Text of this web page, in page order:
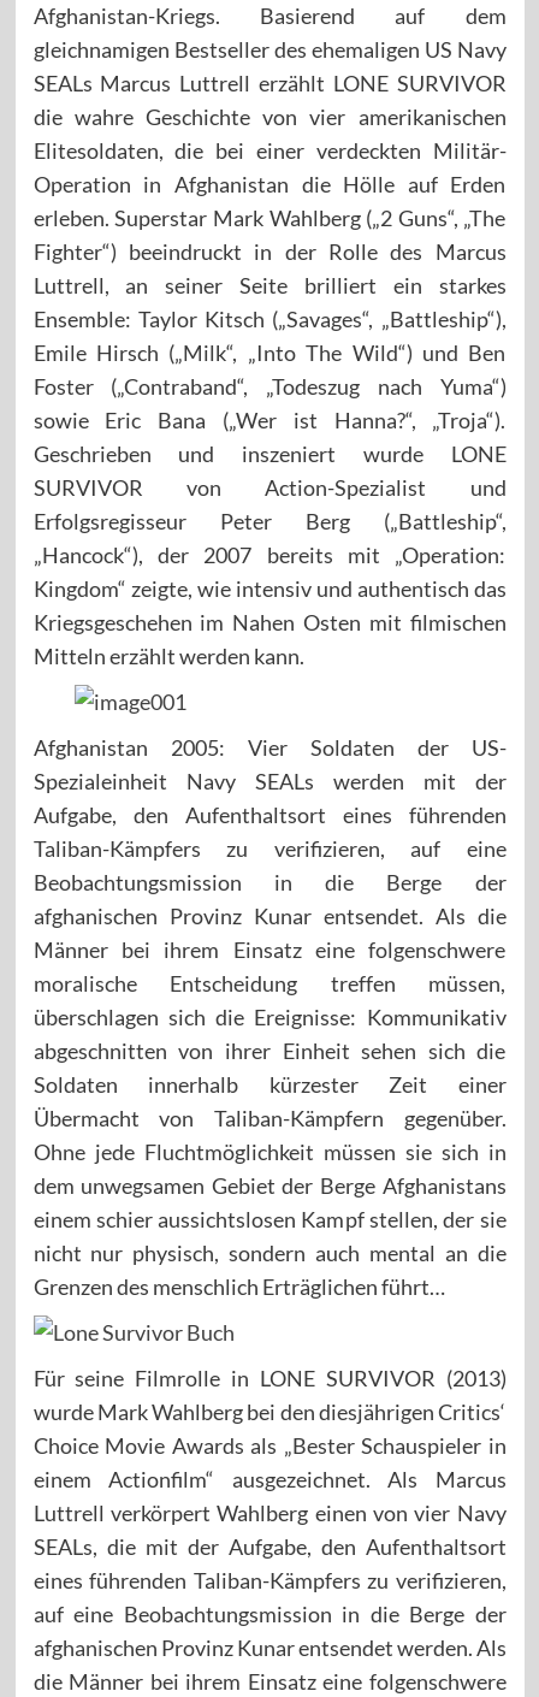
Afghanistan-Kriegs. Basierend auf dem
gleichnamigen Bestseller des ehemaligen US Navy
SEALs Marcus Luttrell erzählt LONE SURVIVOR
die wahre Geschichte von vier amerikanischen
Elitesoldaten, die bei einer verdeckten Militär-
Operation in Afghanistan die Hölle auf Erden
erleben. Superstar Mark Wahlberg („2 Guns“, „The
Fighter“) beeindruckt in der Rolle des Marcus
Luttrell, an seiner Seite brilliert ein starkes
Ensemble: Taylor Kitsch („Savages“, „Battleship“),
Emile Hirsch („Milk“, „Into The Wild“) und Ben
Foster („Contraband“, „Todeszug nach Yuma“)
sowie Eric Bana („Wer ist Hanna?“, „Troja“).
Geschrieben und inszeniert wurde LONE
SURVIVOR von Action-Spezialist und
Erfolgsregisseur Peter Berg („Battleship“,
„Hancock“), der 2007 bereits mit „Operation:
Kingdom“ zeigte, wie intensiv und authentisch das
Kriegsgeschehen im Nahen Osten mit filmischen
Mitteln erzählt werden kann.
Afghanistan 2005: Vier Soldaten der US-
Spezialeinheit Navy SEALs werden mit der
Aufgabe, den Aufenthaltsort eines führenden
Taliban-Kämpfers zu verifizieren, auf eine
Beobachtungsmission in die Berge der
afghanischen Provinz Kunar entsendet. Als die
Männer bei ihrem Einsatz eine folgenschwere
moralische Entscheidung treffen müssen,
überschlagen sich die Ereignisse: Kommunikativ
abgeschnitten von ihrer Einheit sehen sich die
Soldaten innerhalb kürzester Zeit einer
Übermacht von Taliban-Kämpfern gegenüber.
Ohne jede Fluchtmöglichkeit müssen sie sich in
dem unwegsamen Gebiet der Berge Afghanistans
einem schier aussichtslosen Kampf stellen, der sie
nicht nur physisch, sondern auch mental an die
Grenzen des menschlich Erträglichen führt…
Für seine Filmrolle in LONE SURVIVOR (2013)
wurde Mark Wahlberg bei den diesjährigen Critics‘
Choice Movie Awards als „Bester Schauspieler in
einem Actionfilm“ ausgezeichnet. Als Marcus
Luttrell verkörpert Wahlberg einen von vier Navy
SEALs, die mit der Aufgabe, den Aufenthaltsort
eines führenden Taliban-Kämpfers zu verifizieren,
auf eine Beobachtungsmission in die Berge der
afghanischen Provinz Kunar entsendet werden. Als
die Männer bei ihrem Einsatz eine folgenschwere